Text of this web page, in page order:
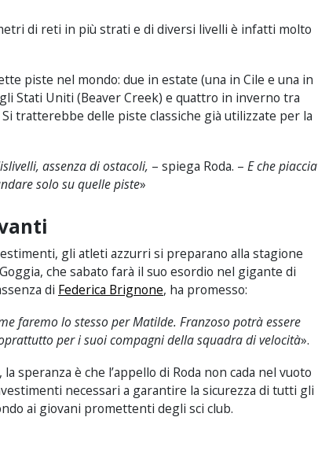
di reti in più strati e di diversi livelli è infatti molto
piste nel mondo: due in estate (una in Cile e una in
Stati Uniti (Beaver Creek) e quattro in inverno tra
tratterebbe delle piste classiche già utilizzate per la
assenza di ostacoli, – spiega Roda. – E che piaccia
solo su quelle piste»
gli atleti azzurri si preparano alla stagione
che sabato farà il suo esordio nel gigante di
di Federica Brignone, ha promesso:
faremo lo stesso per Matilde. Franzoso potrà essere
per i suoi compagni della squadra di velocità».
, la speranza è che l’appello di Roda non cada nel vuoto
necessari a garantire la sicurezza di tutti gli
ai giovani promettenti degli sci club.